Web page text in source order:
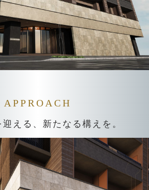
APPROACH
える、新たなる構えを。